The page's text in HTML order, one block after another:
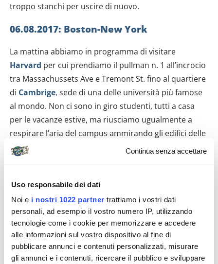
Continua senza accettare
Uso responsabile dei dati
Noi e i nostri 1022 partner trattiamo i vostri dati
personali, ad esempio il vostro numero IP, utilizzando
tecnologie come i cookie per memorizzare e accedere
alle informazioni sul vostro dispositivo al fine di
pubblicare annunci e contenuti personalizzati, misurare
gli annunci e i contenuti, ricercare il pubblico e sviluppare
troppo stanchi per uscire di nuovo.
06.08.2017: Boston-New York
La mattina abbiamo in programma di visitare
Harvard per cui prendiamo il pullman n. 1 all’incrocio
tra Massachussets Ave e Tremont St. fino al quartiere
di Cambrige, sede di una delle università più famose
al mondo. Non ci sono in giro studenti, tutti a casa
per le vacanze estive, ma riusciamo ugualmente a
respirare l’aria del campus ammirando gli edifici delle
varie facoltà con i curatissimi prati e facendoci la foto
l’edificio sede delMIT (l’Istituto di Tecnologia del
Massachusetts), ma non possiamo fermarci perché
siamo in ritardo: abbiamo infatti, solo il tempo di
riprendere i bagagli nel b&b ed in taxi raggiungiamo
la South Station dove ci aspetta il pullman per New
York. Arriviamo alla stazione di Port Authority, dopo